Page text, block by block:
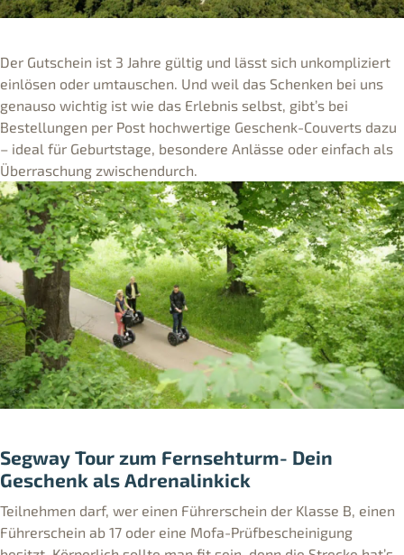
Der Gutschein ist 3 Jahre gültig und lässt sich unkompliziert
einlösen oder umtauschen. Und weil das Schenken bei uns
genauso wichtig ist wie das Erlebnis selbst, gibt’s bei
Bestellungen per Post hochwertige Geschenk-Couverts dazu
– ideal für Geburtstage, besondere Anlässe oder einfach als
Überraschung zwischendurch.
Segway Tour zum Fernsehturm- Dein
Geschenk als Adrenalinkick
Teilnehmen darf, wer einen Führerschein der Klasse B, einen
Führerschein ab 17 oder eine Mofa-Prüfbescheinigung